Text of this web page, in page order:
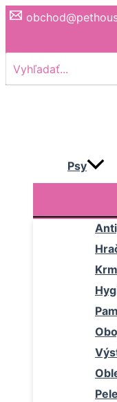
Preskočiť
for:
Psy